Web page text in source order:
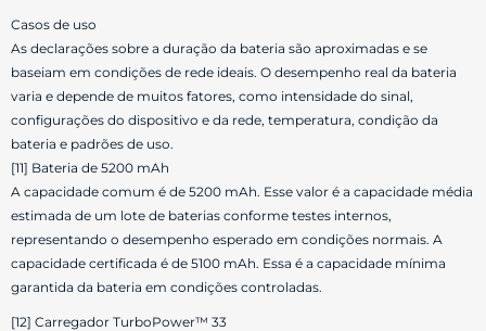
Casos de uso
As declarações sobre a duração da bateria são aproximadas e se
baseiam em condições de rede ideais. O desempenho real da bateria
varia e depende de muitos fatores, como intensidade do sinal,
configurações do dispositivo e da rede, temperatura, condição da
bateria e padrões de uso.
[11] Bateria de 5200 mAh
A capacidade comum é de 5200 mAh. Esse valor é a capacidade média
estimada de um lote de baterias conforme testes internos,
representando o desempenho esperado em condições normais. A
capacidade certificada é de 5100 mAh. Essa é a capacidade mínima
garantida da bateria em condições controladas.
[12] Carregador TurboPower™ 33